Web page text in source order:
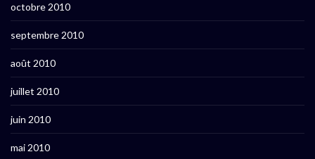
octobre 2010
septembre 2010
août 2010
juillet 2010
juin 2010
mai 2010